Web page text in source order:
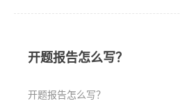
开题报告怎么写？
开题报告怎么写？